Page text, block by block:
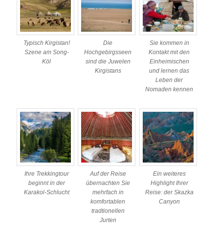
Typisch Kirgistan!
Szene am Song-
Köl
Die
Hochgebirgsseen
sind die Juwelen
Kirgistans
Sie kommen in
Kontakt mit den
Einheimischen
und lernen das
Leben der
Nomaden kennen
Ihre Trekkingtour
beginnt in der
Karakol-Schlucht
Auf der Reise
übernachten Sie
mehrfach in
komfortablen
tradtionellen
Jurten
Ein weiteres
Highlight Ihrer
Reise: der Skazka
Canyon